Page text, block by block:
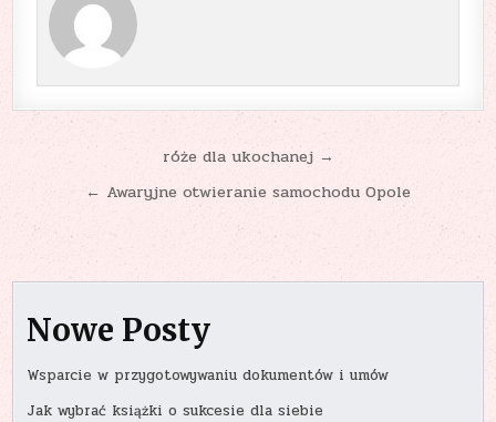
Nawigacja
wpisu
róże dla ukochanej →
← Awaryjne otwieranie samochodu Opole
Nowe Posty
Wsparcie w przygotowywaniu dokumentów i umów
Jak wybrać książki o sukcesie dla siebie